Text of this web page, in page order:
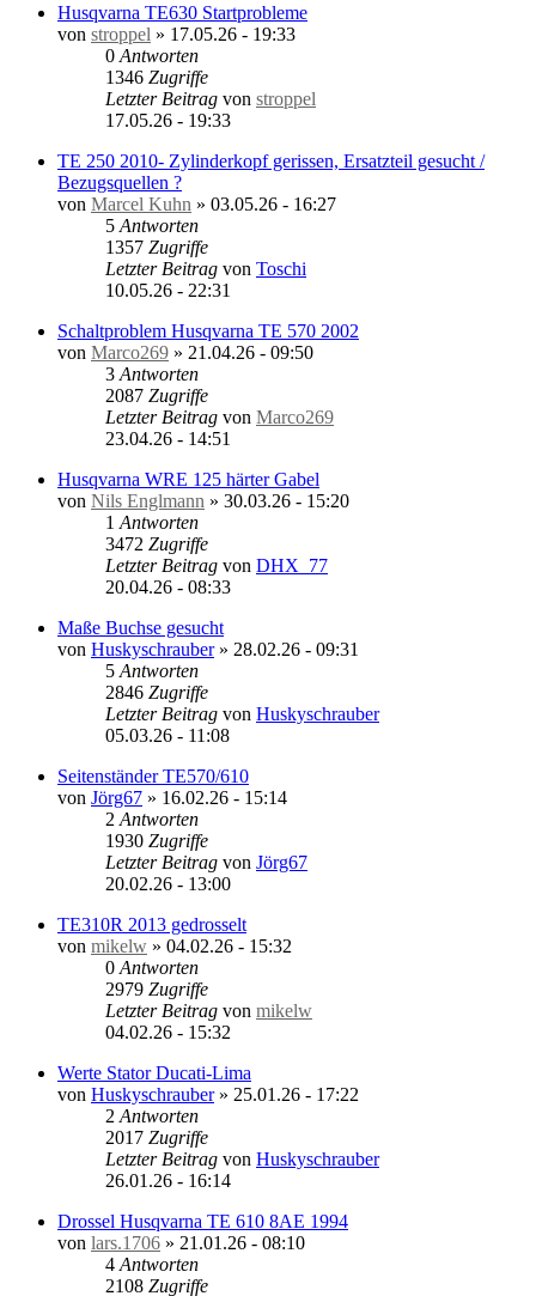
Husqvarna TE630 Startprobleme
von stroppel » 17.05.26 - 19:33
0 Antworten
1346 Zugriffe
Letzter Beitrag von stroppel
17.05.26 - 19:33
TE 250 2010- Zylinderkopf gerissen, Ersatzteil gesucht /
Bezugsquellen ?
von Marcel Kuhn » 03.05.26 - 16:27
5 Antworten
1357 Zugriffe
Letzter Beitrag von Toschi
10.05.26 - 22:31
Schaltproblem Husqvarna TE 570 2002
von Marco269 » 21.04.26 - 09:50
3 Antworten
2087 Zugriffe
Letzter Beitrag von Marco269
23.04.26 - 14:51
Husqvarna WRE 125 härter Gabel
von Nils Englmann » 30.03.26 - 15:20
1 Antworten
3472 Zugriffe
Letzter Beitrag von DHX_77
20.04.26 - 08:33
Maße Buchse gesucht
von Huskyschrauber» 28.02.26 - 09:31
5 Antworten
2846 Zugriffe
Letzter Beitrag von Huskyschrauber
05.03.26 - 11:08
Seitenständer TE570/610
von Jörg67 » 16.02.26 - 15:14
2 Antworten
1930 Zugriffe
Letzter Beitrag von Jörg67
20.02.26 - 13:00
TE310R 2013 gedrosselt
von mikelw » 04.02.26 - 15:32
0 Antworten
2979 Zugriffe
Letzter Beitrag von mikelw
04.02.26 - 15:32
Werte Stator Ducati-Lima
von Huskyschrauber» 25.01.26 - 17:22
2 Antworten
2017 Zugriffe
Letzter Beitrag von Huskyschrauber
26.01.26 - 16:14
Drossel Husqvarna TE 610 8AE 1994
von lars.1706 » 21.01.26 - 08:10
4 Antworten
2108 Zugriffe